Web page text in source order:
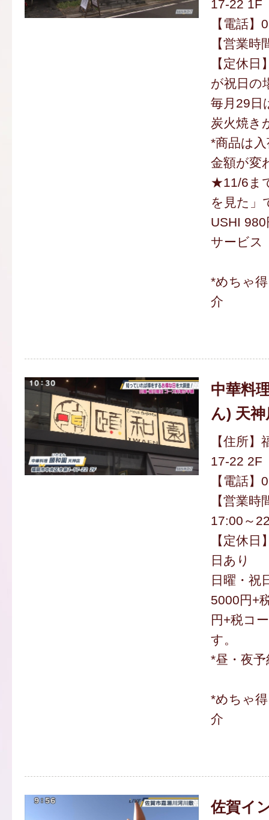
17-22 1F
【電話
【営業
【定休
が祝日の
毎月29日
炭火焼き
*商品は
金額が変
★11/6ま
を見た」
USHI
サービス
*めちゃ
介
中華料
ん) 天神
【住所
17-22 2F
【電話
【営業
17:00～
【定休
日あり
日曜・祝
5000円+
円+税コ
す。
*昼・夜
*めちゃ
介
佐賀イ